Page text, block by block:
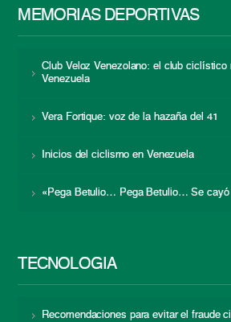
MEMORIAS DEPORTIVAS
Club Veloz Venezolano: el club ciclístico
Venezuela
Vera Fortique: voz de la hazaña del 41
Inicios del ciclismo en Venezuela
«Pega Betulio… Pega Betulio… Se cayó
TECNOLOGÍA
Recomendaciones para evitar el fraude